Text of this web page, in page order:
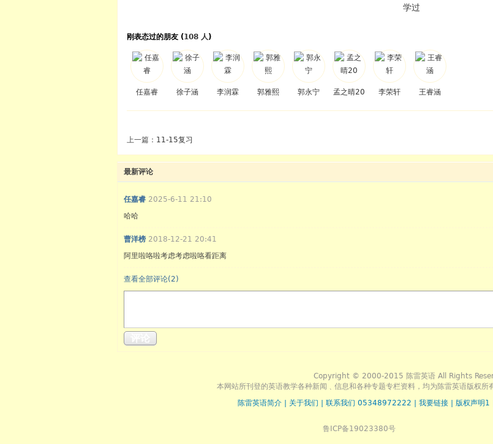
学过
刚表态过的朋友 (108 人)
任嘉睿 徐子涵 李润霖 郭雅熙 郭永宁 孟之晴20 李荣轩 王睿涵
上一篇： 11-15复习
最新评论
任嘉睿 2025-6-11 21:10
哈哈
曹洋榜 2018-12-21 20:41
阿里啦咯啦考虑考虑啦咯看距离
查看全部评论(2)
Copyright © 2000-2015 陈雷英语 All Rights
本网站所刊登的英语教学各种新闻﹑信息和各种专题专栏资料，均为陈雷英语版权所
陈雷英语简介
关于我们 联系我们 05348972222 我要链接 版权声明1
鲁ICP备19023380号